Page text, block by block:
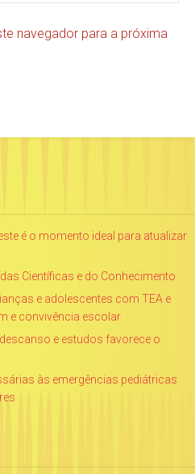
navegador para a próxima
é o momento ideal para atualizar
Científicas e do Conhecimento
e adolescentes com TEA e
e convivência escolar
e estudos favorece o
às emergências pediátricas